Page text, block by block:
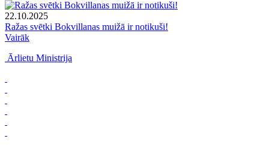
22.10.2025
Ražas svētki Bokvillanas muižā ir notikuši!
Vairāk
Ārlietu Ministrija